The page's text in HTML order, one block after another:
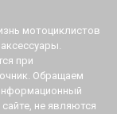
мотоциклистов
при
Обращаем
не являются